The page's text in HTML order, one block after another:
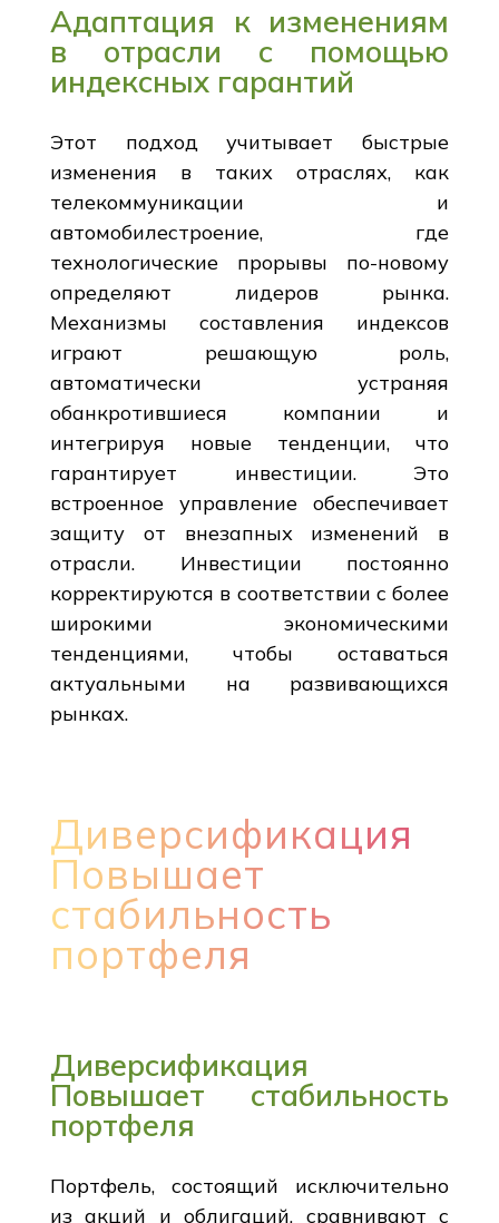
Адаптация к изменениям
в отрасли с помощью
индексных гарантий
Этот подход учитывает быстрые
изменения в таких отраслях, как
телекоммуникации и
автомобилестроение, где
технологические прорывы по-новому
определяют лидеров рынка.
Механизмы составления индексов
играют решающую роль,
автоматически устраняя
обанкротившиеся компании и
интегрируя новые тенденции, что
гарантирует инвестиции. Это
встроенное управление обеспечивает
защиту от внезапных изменений в
отрасли. Инвестиции постоянно
корректируются в соответствии с более
широкими экономическими
тенденциями, чтобы оставаться
актуальными на развивающихся
рынках.
Диверсификация
Повышает
стабильность
портфеля
Диверсификация
Повышает стабильность
портфеля
Портфель, состоящий исключительно
из акций и облигаций, сравнивают с